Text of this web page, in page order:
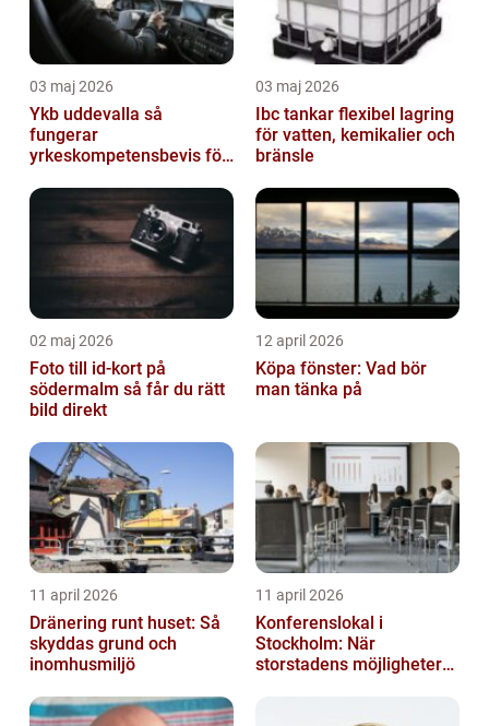
03 maj 2026
Ykb uddevalla så
fungerar
yrkeskompetensbevis för
03 maj 2026
Ibc tankar flexibel lagring
för vatten, kemikalier och
bränsle
02 maj 2026
Foto till id-kort på
södermalm så får du rätt
bild direkt
12 april 2026
Köpa fönster: Vad bör
man tänka på
11 april 2026
Dränering runt huset: Så
skyddas grund och
inomhusmiljö
11 april 2026
Konferenslokal i
Stockholm: När
storstadens möjligheter